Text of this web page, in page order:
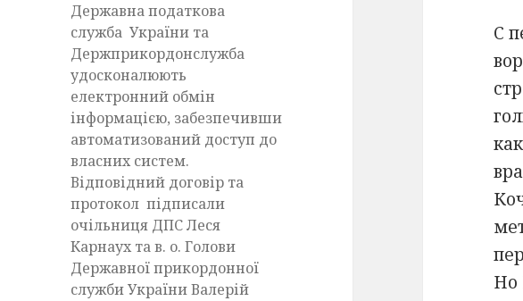
Державна податкова
служба України та
Держприкордонслужба
удосконалюють
електронний обмін
інформацією, забезпечивши
автоматизований доступ до
власних систем.
Відповідний договір та
протокол підписали
очільниця ДПС Леся
Карнаух та в. о. Голови
Державної прикордонної
служби України Валерій
С
Но